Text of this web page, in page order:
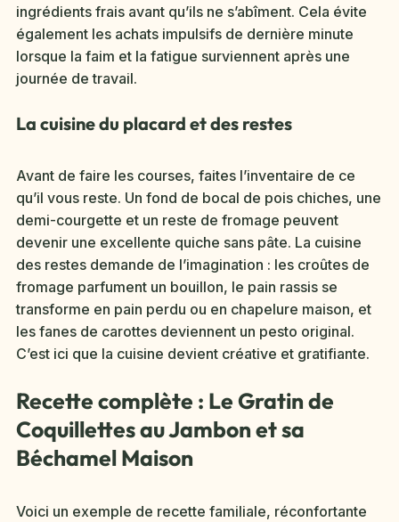
ingrédients frais avant qu’ils ne s’abîment. Cela évite
également les achats impulsifs de dernière minute
lorsque la faim et la fatigue surviennent après une
journée de travail.
La cuisine du placard et des restes
Avant de faire les courses, faites l’inventaire de ce
qu’il vous reste. Un fond de bocal de pois chiches, une
demi-courgette et un reste de fromage peuvent
devenir une excellente quiche sans pâte. La cuisine
des restes demande de l’imagination : les croûtes de
fromage parfument un bouillon, le pain rassis se
transforme en pain perdu ou en chapelure maison, et
les fanes de carottes deviennent un pesto original.
C’est ici que la cuisine devient créative et gratifiante.
Recette complète : Le Gratin de
Coquillettes au Jambon et sa
Béchamel Maison
Voici un exemple de recette familiale, réconfortante